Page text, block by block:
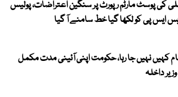
کی پوسٹ مارٹم رپورٹ پر سنگین اعتراضات، پولیس
ایس پی کو لکھا گیا خط سامنے آ گیا
کہیں نہیں جا رہا، حکومت اپنی آئینی مدت مکمل
داخلہ